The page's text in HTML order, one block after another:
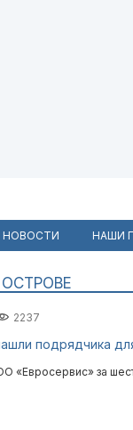
НОВОСТИ НАШИ
2237
подрядчика
«Евросервис» за